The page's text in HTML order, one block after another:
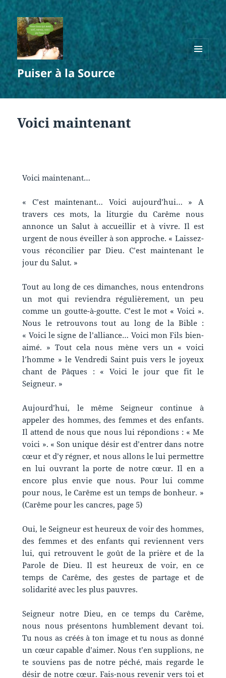
Puiser à la Source
MENU
ET
WIDGETS
Voici maintenant
Voici maintenant…
« C’est maintenant… Voici aujourd’hui… » A
travers ces mots, la liturgie du Carême nous
annonce un Salut à accueillir et à vivre. Il est
urgent de nous éveiller à son approche. « Laissez-
vous réconcilier par Dieu. C’est maintenant le
jour du Salut. »
Tout au long de ces dimanches, nous entendrons
un mot qui reviendra régulièrement, un peu
comme un goutte-à-goutte. C’est le mot « Voici ».
Nous le retrouvons tout au long de la Bible :
« Voici le signe de l’alliance… Voici mon Fils bien-
aimé. » Tout cela nous mène vers un « voici
l’homme » le Vendredi Saint puis vers le joyeux
chant de Pâques : « Voici le jour que fit le
Seigneur. »
Aujourd’hui, le même Seigneur continue à
appeler des hommes, des femmes et des enfants.
Il attend de nous que nous lui répondions : « Me
voici ». « Son unique désir est d’entrer dans notre
cœur et d’y régner, et nous allons le lui permettre
en lui ouvrant la porte de notre cœur. Il en a
encore plus envie que nous. Pour lui comme
pour nous, le Carême est un temps de bonheur. »
(Carême pour les cancres, page 5)
Oui, le Seigneur est heureux de voir des hommes,
des femmes et des enfants qui reviennent vers
lui, qui retrouvent le goût de la prière et de la
Parole de Dieu. Il est heureux de voir, en ce
temps de Carême, des gestes de partage et de
solidarité avec les plus pauvres.
Seigneur notre Dieu, en ce temps du Carême,
nous nous présentons humblement devant toi.
Tu nous as créés à ton image et tu nous as donné
un cœur capable d’aimer. Nous t’en supplions, ne
te souviens pas de notre péché, mais regarde le
désir de notre cœur. Fais-nous revenir vers toi et